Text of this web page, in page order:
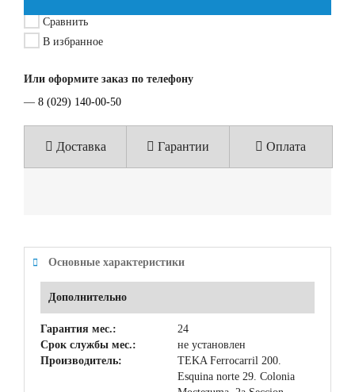
Сравнить
В избранное
Или оформите заказ по телефону
— 8 (029) 140-00-50
Доставка Гарантии Оплата
Основные характеристики
Дополнительно
Гарантия мес.:
24
Срок службы мес.:
не установлен
Производитель:
TEKA Ferrocarril 200.
Esquina norte 29. Colonia